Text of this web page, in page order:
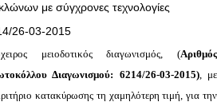
με σύγχρονες τεχνολογίες
26-03-2015
μειοδοτικός διαγωνισμός, (Αριθμός
Διαγωνισμού: 6214/26-03-2015), με
κατακύρωσης τη χαμηλότερη τιμή, για την